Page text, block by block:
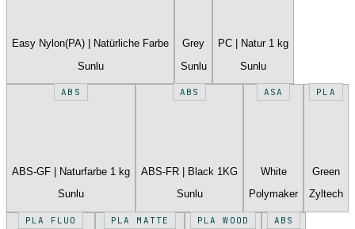
Easy Nylon(PA) | Natürliche Farbe
Sunlu
Grey
Sunlu
PC | Natur 1 kg
Sunlu
ABS
ABS-GF | Naturfarbe 1 kg
Sunlu
ABS
ABS-FR | Black 1KG
Sunlu
ASA
White
Polymaker
PLA
Green
Zyltech
PLA FLUO PLA MATTE PLA WOOD ABS